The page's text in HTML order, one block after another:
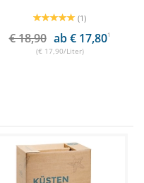
(1)
€ 18,90 ab € 17,801
(€ 17,90/Liter)